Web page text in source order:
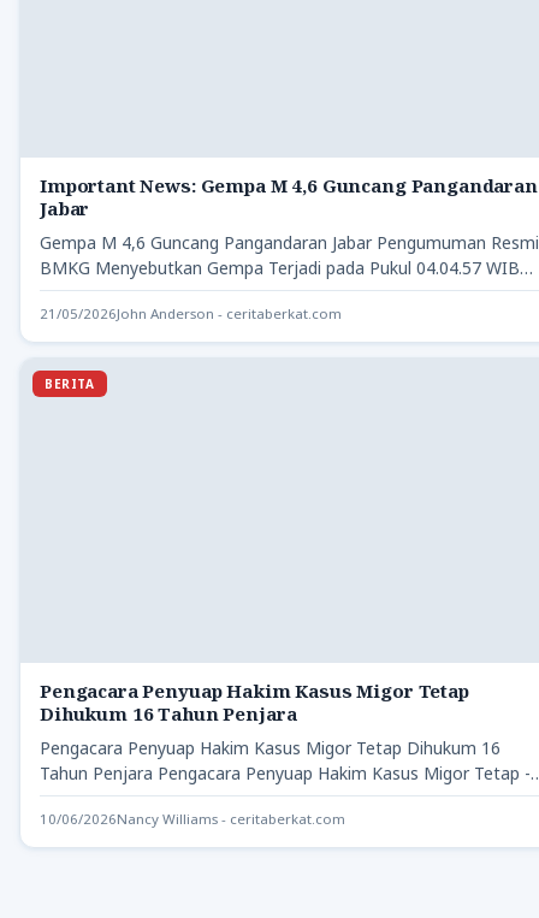
Important News: Gempa M 4,6 Guncang Pangandaran
Jabar
Gempa M 4,6 Guncang Pangandaran Jabar Pengumuman Resmi
BMKG Menyebutkan Gempa Terjadi pada Pukul 04.04.57 WIB
Important News…
21/05/2026John Anderson - ceritaberkat.com
BERITA
Pengacara Penyuap Hakim Kasus Migor Tetap
Dihukum 16 Tahun Penjara
Pengacara Penyuap Hakim Kasus Migor Tetap Dihukum 16
Tahun Penjara Pengacara Penyuap Hakim Kasus Migor Tetap -
Pengadilan…
10/06/2026Nancy Williams - ceritaberkat.com